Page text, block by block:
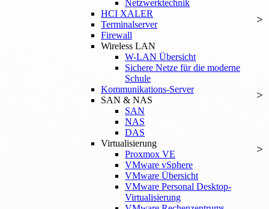
Netzwerktechnik
HCI XALER
Terminalserver
Firewall
Wireless LAN
W-LAN Übersicht
Sichere Netze für die moderne
Schule
Kommunikations-Server
SAN & NAS
SAN
NAS
DAS
Virtualisierung
Proxmox VE
VMware vSphere
VMware Übersicht
VMware Personal Desktop-
Virtualisierung